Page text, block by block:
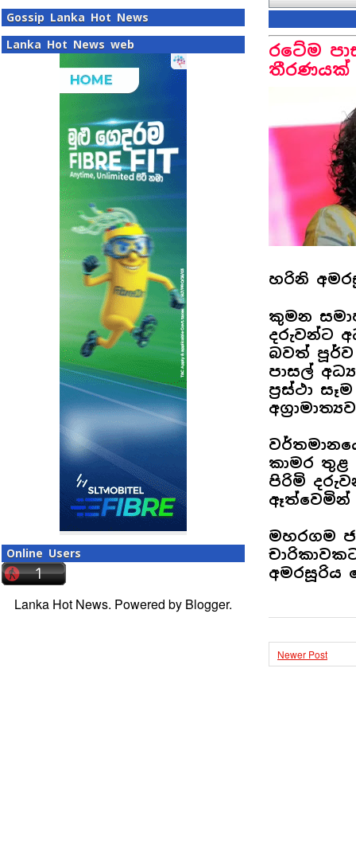
Gossip Lanka Hot News
Lanka Hot News web
Online Users
Lanka Hot News. Powered by Blogger.
රටේම
තීරණයක්
හරිනි
කුමන
දරුවන්ට
බවත් පූර්ව
පාසල්
ප්‍රස්ථා
කාමර තුළ
පිරිමි
ඈත්වෙමින්
මහරගම
අමරසූරිය
Newer Post